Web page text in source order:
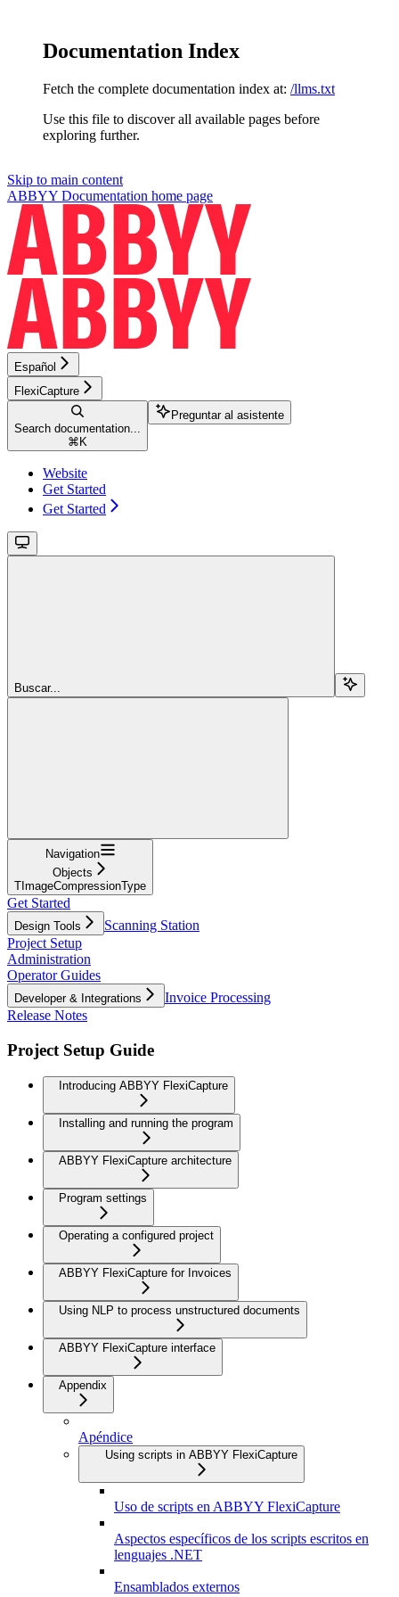
Documentation Index
Fetch the complete documentation index at: /llms.txt
Use this file to discover all available pages before
exploring further.
Skip to main content
ABBYY Documentation home page
Español
FlexiCapture
Search documentation...
⌘ K
Preguntar al asistente
Website
Get Started
Get Started
Buscar...
Navigation
Objects
TImageCompressionType
Get Started
Design Tools
Scanning Station
Project Setup
Administration
Operator Guides
Developer & Integrations
Invoice Processing
Release Notes
Project Setup Guide
Introducing ABBYY FlexiCapture
Installing and running the program
ABBYY FlexiCapture architecture
Program settings
Operating a configured project
ABBYY FlexiCapture for Invoices
Using NLP to process unstructured documents
ABBYY FlexiCapture interface
Appendix
Apéndice
Using scripts in ABBYY FlexiCapture
Uso de scripts en ABBYY FlexiCapture
Aspectos específicos de los scripts escritos en
lenguajes .NET
Ensamblados externos